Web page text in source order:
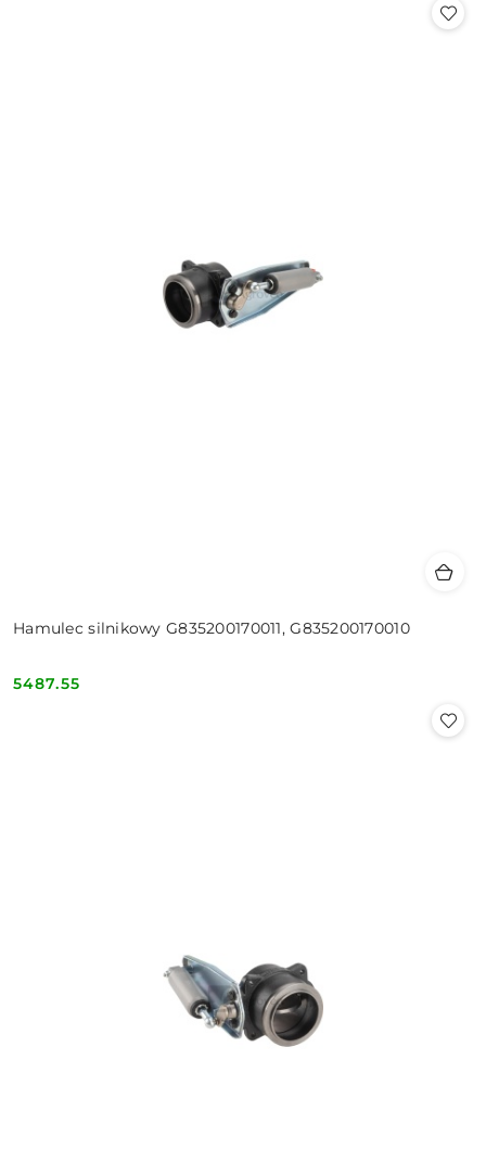
Hamulec silnikowy G835200170011, G835200170010
Cena:
5487.55